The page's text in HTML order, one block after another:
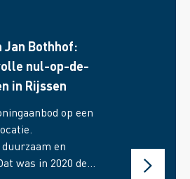
Jan Bothhof:
nul-op-de-
in Rijssen
op een
en
was in 2020 de